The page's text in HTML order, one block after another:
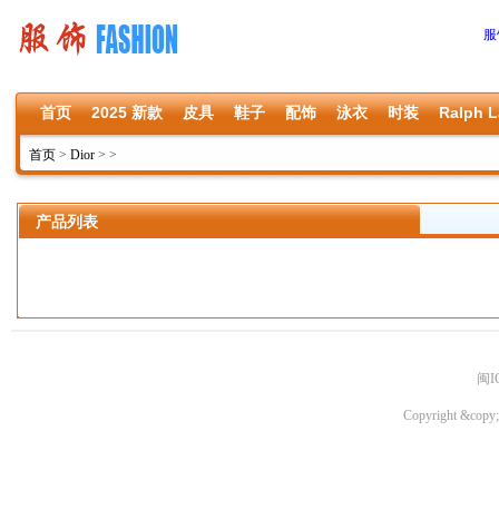
首页 2025 新款 皮具 鞋子 配饰 泳衣 时装 Ralph
首页 > Dior > >
产品列表
闽
Copyright